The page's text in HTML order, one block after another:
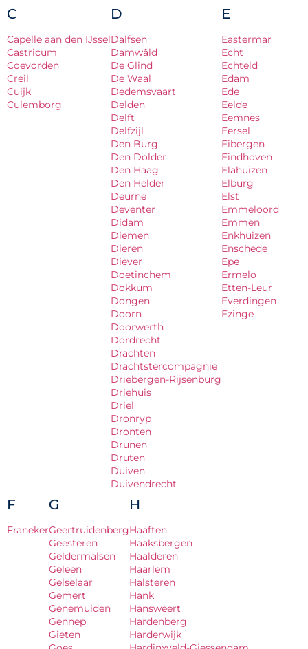
C
Capelle aan den IJssel
Castricum
Coevorden
Creil
Cuijk
Culemborg
D
Dalfsen
Damwâld
De Glind
De Waal
Dedemsvaart
Delden
Delft
Delfzijl
Den Burg
Den Dolder
Den Haag
Den Helder
Deurne
Deventer
Didam
Diemen
Dieren
Diever
Doetinchem
Dokkum
Dongen
Doorn
Doorwerth
Dordrecht
Drachten
Drachtstercompagnie
Driebergen-Rijsenburg
Driehuis
Driel
Dronryp
Dronten
Drunen
Druten
Duiven
Duivendrecht
E
Eastermar
Echt
Echteld
Edam
Ede
Eelde
Eemnes
Eersel
Eibergen
Eindhoven
Elahuizen
Elburg
Elst
Emmeloord
Emmen
Enkhuizen
Enschede
Epe
Ermelo
Etten-Leur
Everdingen
Ezinge
F
Franeker
G
Geertruidenberg
Geesteren
Geldermalsen
Geleen
Gelselaar
Gemert
Genemuiden
Gennep
Gieten
H
Haaften
Haaksbergen
Haalderen
Haarlem
Halsteren
Hank
Hansweert
Hardenberg
Harderwijk